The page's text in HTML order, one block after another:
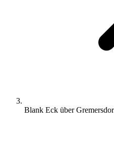
Blank Eck über